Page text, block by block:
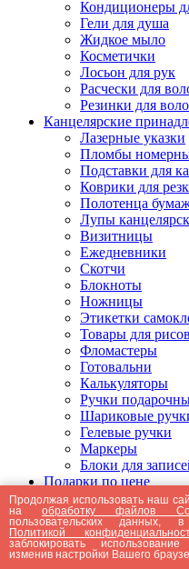
Кондиционеры
Гели для душа
Жидкое мыло
Косметички
Лосьон для рук
Расчески для
Резинки для
Канцелярские
Лазерные указки
Пломбы
Подставки для
Коврики для
Полотенца
Лупы
Визитницы
Ежедневники
Скотчи
Блокноты
Ножницы
Этикетки
Товары для
Фломастеры
Готовальни
Калькуляторы
Ручки
Шариковые
Гелевые ручки
Маркеры
Блоки для
Подарки по цене
Подарки от 5000
Подарки до 5000
Подарки до 3000
Подарки до 2000
Подарки до 1000
Продолжая использовать наш
наобработку файлов
пользовательских данных,
Политикой
заблокировать
изменив настройки Вашего